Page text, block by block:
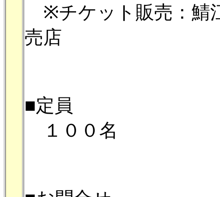
※チケット販売：鯖
売店
■定員
１００名